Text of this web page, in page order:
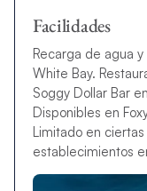
Facilidades
Recarga de agua
White Bay.
Soggy Dollar Bar
Disponibles en
Limitado en
establecimientos